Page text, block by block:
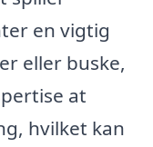
en vigtig
eller buske,
at
hvilket kan